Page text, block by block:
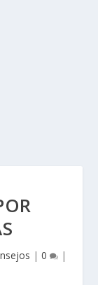
| 0 |